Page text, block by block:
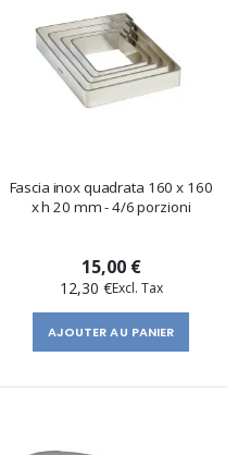
Fascia inox quadrata 160 x 160
x h 20 mm - 4/6 porzioni
15,00 €
12,30 €
AJOUTER AU PANIER